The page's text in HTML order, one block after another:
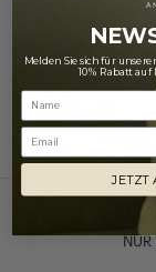
NUR
Melden Sie sich für
10% Rabatt
Email
JETZT